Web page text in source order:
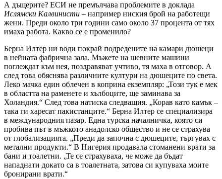
А дъщерите? ЕСИ не премълчава проблемите в доклада
Ислямски Калвинисти – например ниския брой на работещи
жени. Преди около три години само около 37 процента от тях
имаха работа. Какво се е променило?
Берна Илтер ни води покрай подредените на камари дюшеци
в нейната фабрична зала. Мъжете на шевните машини
поглеждат към нея, поздравяват учтиво, тя маха в отговор. А
след това обяснява различните култури на дюшеците по света.
Леко мачка един облечен в коприна екземпляр: „Този тук е мек
в областта на раменете и хълбоците, ще заминава за
Холандия.“ След това натиска следващия. „Корав като камък –
така ги харесат пакистанците.“ Берна Илтер се специализира
в международния пазар. Една турска началничка, която си
пробива път в мъжкото анадолско общество и не се страхува
от глобализацията. „Преди да започна с дюшеците, търгувах с
метални продукти.“ В Нигерия продавала стоманени врати за
бани и тоалетни. „Те се страхуваха, че може да бъдат
нападнати докато са в тоалетната, затова си купуваха моите
бронирани врати.“